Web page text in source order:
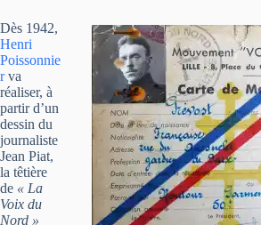
Dès 1942,
Henri
Poissonnie
rva
réaliser, à
partir d’un
dessin du
journaliste
Jean Piat,
la têtière
de « La
Voix du
Nord »